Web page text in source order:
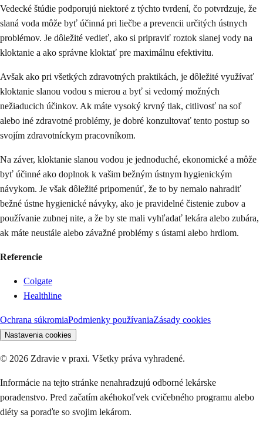
Vedecké štúdie podporujú niektoré z týchto tvrdení, čo potvrdzuje, že
slaná voda môže byť účinná pri liečbe a prevencii určitých ústnych
problémov. Je dôležité vedieť, ako si pripraviť roztok slanej vody na
kloktanie a ako správne kloktať pre maximálnu efektivitu.
Avšak ako pri všetkých zdravotných praktikách, je dôležité využívať
kloktanie slanou vodou s mierou a byť si vedomý možných
nežiaducich účinkov. Ak máte vysoký krvný tlak, citlivosť na soľ
alebo iné zdravotné problémy, je dobré konzultovať tento postup so
svojím zdravotníckym pracovníkom.
Na záver, kloktanie slanou vodou je jednoduché, ekonomické a môže
byť účinné ako doplnok k vašim bežným ústnym hygienickým
návykom. Je však dôležité pripomenúť, že to by nemalo nahradiť
bežné ústne hygienické návyky, ako je pravidelné čistenie zubov a
používanie zubnej nite, a že by ste mali vyhľadať lekára alebo zubára,
ak máte neustále alebo závažné problémy s ústami alebo hrdlom.
Referencie
Colgate
Healthline
Ochrana súkromiaPodmienky používaniaZásady cookies
Nastavenia cookies
© 2026 Zdravie v praxi. Všetky práva vyhradené.
Informácie na tejto stránke nenahradzujú odborné lekárske
poradenstvo. Pred začatím akéhokoľvek cvičebného programu alebo
diéty sa poraďte so svojim lekárom.